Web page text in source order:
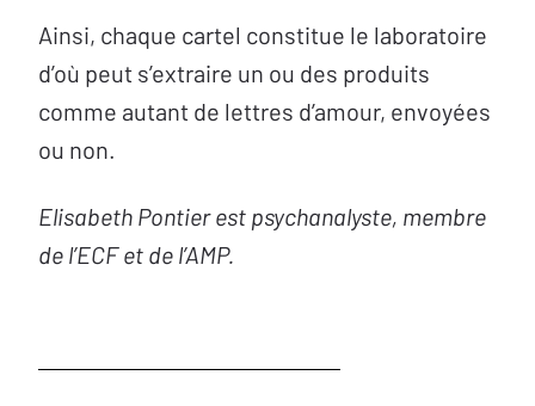
Ainsi, chaque cartel constitue le laboratoire
d’où peut s’extraire un ou des produits
comme autant de lettres d’amour, envoyées
ou non.
Elisabeth Pontier est psychanalyste, membre
de l’ECF et de l’AMP.